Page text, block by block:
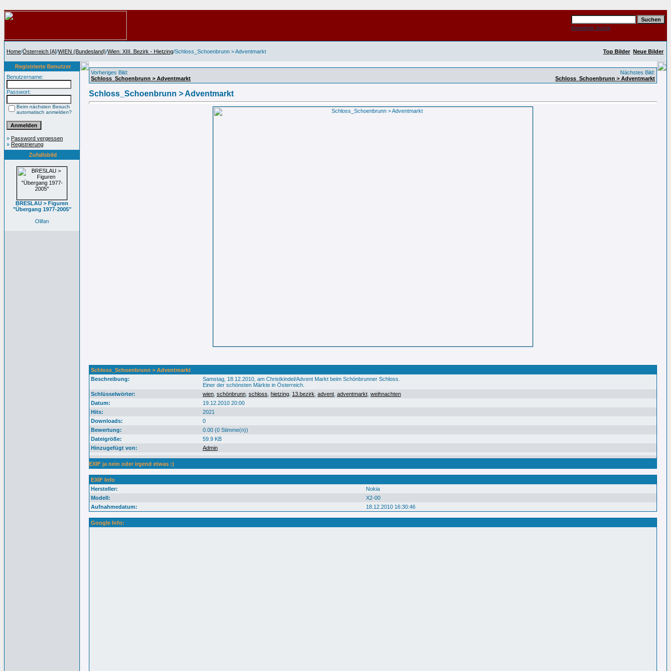
Erweiterte Suche
Home/Österreich [A]/WIEN (Bundesland)/Wien: XIII. Bezirk - Hietzing/Schloss_Schoenbrunn > Adventmarkt Top Bilder Neue Bilder
Registrierte Benutzer
Benutzername:
Passwort:
Beim nächsten Besuch
automatisch anmelden?
» Password vergessen
» Registrierung
Zufallsbild
BRESLAU > Figuren
"Übergang 1977-2005"
Olifan
Vorheriges Bild:
Schloss_Schoenbrunn > Adventmarkt
Nächstes Bild:
Schloss_Schoenbrunn > Adventmarkt
Schloss_Schoenbrunn > Adventmarkt
Schloss_Schoenbrunn > Adventmarkt
Beschreibung:
Samstag, 18.12.2010, am Christkindel/Advent Markt beim Schönbrunner Schloss.
Einer der schönsten Märkte in Österreich.
Schlüsselwörter:
wien schönbrunn schloss hietzing 13.bezirk advent adventmarkt weihnachten
Datum:
19.12.2010 20:00
Hits:
2021
Downloads:
0
Bewertung:
0.00 (0 Stimme(n))
Dateigröße:
59.9 KB
Hinzugefügt von:
Admin
EXIF ja nein oder irgend etwas :)
EXIF Info
Hersteller:
Nokia
Modell:
X2-00
Aufnahmedatum:
18.12.2010 16:30:46
Google Info: